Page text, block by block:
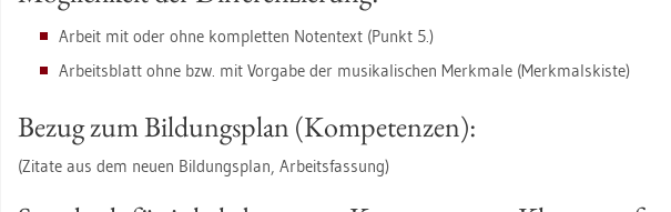
Ar­beit mit oder ohne kom­plet­ten No­ten­text (Punkt 5.)
Ar­beits­blatt ohne bzw. mit Vor­ga­be der mu­si­ka­li­schen Merk­ma­le (Merk­mals­kis­te)
Bezug zum Bil­dungs­plan (Kom­pe­ten­zen):
(Zi­ta­te aus dem neuen Bil­dungs­plan, Ar­beits­fas­sung)